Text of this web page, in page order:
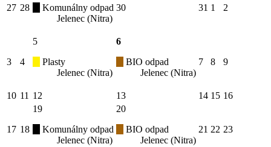
27 28
Komunálny odpad
Jelenec (Nitra)
30 31 1 2
3 4
5
Plasty
Jelenec (Nitra)
6
BIO odpad
Jelenec (Nitra)
7 8 9
10 11 12 13 14 15 16
17 18
19
Komunálny odpad
Jelenec (Nitra)
20
BIO odpad
Jelenec (Nitra)
21 22 23